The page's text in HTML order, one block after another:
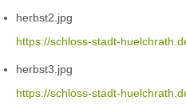
herbst2.jpg
https://schloss-stadt-
herbst3.jpg
https://schloss-stadt-